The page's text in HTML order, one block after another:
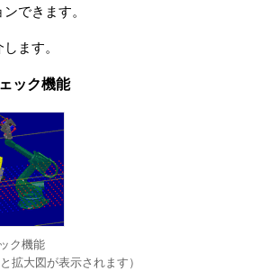
できます。
ます。
ック機能
ク機能
拡大図が表示されます）